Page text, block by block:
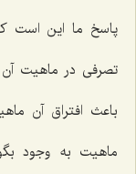
پاسخ ما این است
تصرفى در ماهیت
باعث افتراق آن
ماهیت به وجود